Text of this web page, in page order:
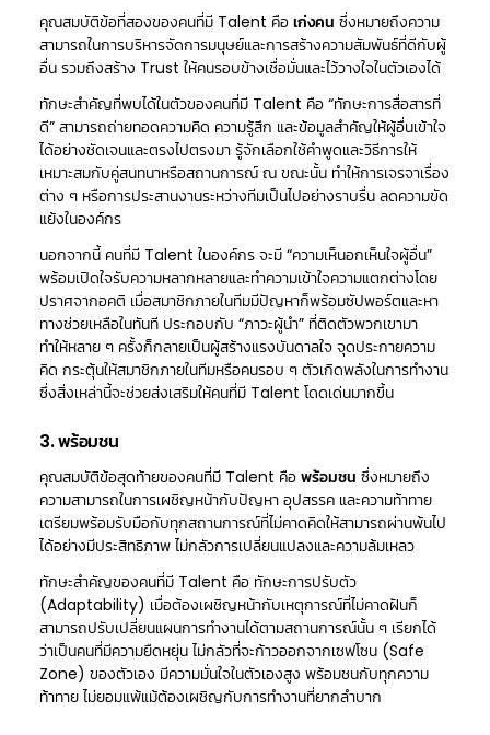
คุณสมบัติข้อที่สองของคนที่มี Talent คือ เก่งคน ซึ่งหมายถึงความ
สามารถในการบริหารจัดการมนุษย์และการสร้างความสัมพันธ์ที่ดีกับผู้
อื่น รวมถึงสร้าง Trust ให้คนรอบข้างเชื่อมั่นและไว้วางใจในตัวเองได้
ทักษะสำคัญที่พบได้ในตัวของคนที่มี Talent คือ “ทักษะการสื่อสารที่
ดี” สามารถถ่ายทอดความคิด ความรู้สึก และข้อมูลสำคัญให้ผู้อื่นเข้าใจ
ได้อย่างชัดเจนและตรงไปตรงมา รู้จักเลือกใช้คำพูดและวิธีการให้
เหมาะสมกับคู่สนทนาหรือสถานการณ์ ณ ขณะนั้น ทำให้การเจรจาเรื่อง
ต่าง ๆ หรือการประสานงานระหว่างทีมเป็นไปอย่างราบรื่น ลดความขัด
แย้งในองค์กร
นอกจากนี้ คนที่มี Talent ในองค์กร จะมี “ความเห็นอกเห็นใจผู้อื่น”
พร้อมเปิดใจรับความหลากหลายและทำความเข้าใจความแตกต่างโดย
ปราศจากอคติ เมื่อสมาชิกภายในทีมมีปัญหาก็พร้อมซัปพอร์ตและหา
ทางช่วยเหลือในทันที ประกอบกับ “ภาวะผู้นำ” ที่ติดตัวพวกเขามา
ทำให้หลาย ๆ ครั้งก็กลายเป็นผู้สร้างแรงบันดาลใจ จุดประกายความ
คิด กระตุ้นให้สมาชิกภายในทีมหรือคนรอบ ๆ ตัวเกิดพลังในการทำงาน
ซึ่งสิ่งเหล่านี้จะช่วยส่งเสริมให้คนที่มี Talent โดดเด่นมากขึ้น
3. พร้อมชน
คุณสมบัติข้อสุดท้ายของคนที่มี Talent คือ พร้อมชน ซึ่งหมายถึง
ความสามารถในการเผชิญหน้ากับปัญหา อุปสรรค และความท้าทาย
เตรียมพร้อมรับมือกับทุกสถานการณ์ที่ไม่คาดคิดให้สามารถผ่านพ้นไป
ได้อย่างมีประสิทธิภาพ ไม่กลัวการเปลี่ยนแปลงและความล้มเหลว
ทักษะสำคัญของคนที่มี Talent คือ ทักษะการปรับตัว
(Adaptability) เมื่อต้องเผชิญหน้ากับเหตุการณ์ที่ไม่คาดฝันก็
สามารถปรับเปลี่ยนแผนการทำงานได้ตามสถานการณ์นั้น ๆ เรียกได้
ว่าเป็นคนที่มีความยืดหยุ่น ไม่กลัวที่จะก้าวออกจากเซฟโซน (Safe
Zone) ของตัวเอง มีความมั่นใจในตัวเองสูง พร้อมชนกับทุกความ
ท้าทาย ไม่ยอมแพ้แม้ต้องเผชิญกับการทำงานที่ยากลำบาก